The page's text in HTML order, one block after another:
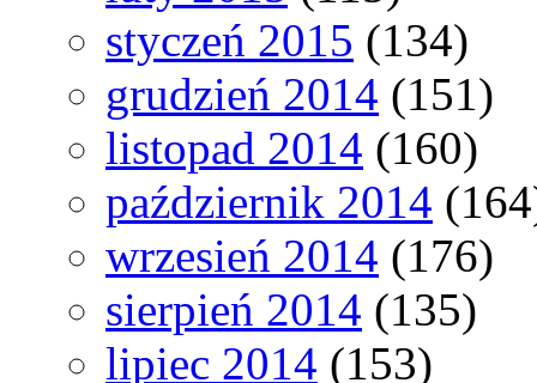
styczeń 2015 (134)
grudzień 2014 (151)
listopad 2014 (160)
październik 2014
wrzesień 2014 (176)
sierpień 2014 (135)
lipiec 2014 (153)